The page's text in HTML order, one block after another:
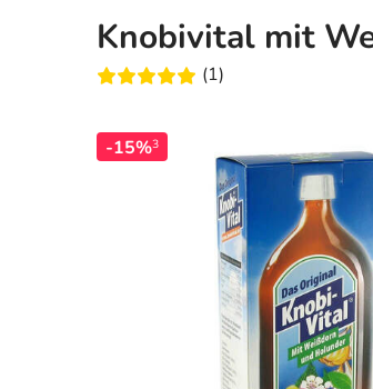
Knobivital mit
(1)
-15%3